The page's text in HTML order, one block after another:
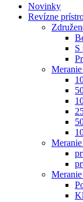
Novinky
Revízne
S